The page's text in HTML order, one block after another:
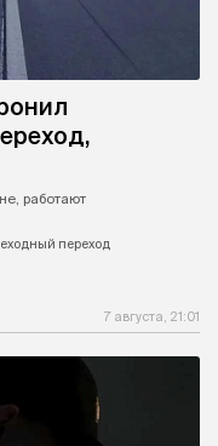
работают
переход
7 августа, 21:01